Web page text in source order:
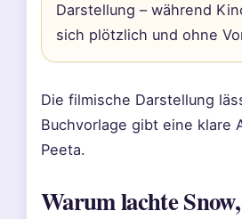
Darstellung – während
sich plötzlich und ohne
Die filmische Darstellung
Buchvorlage gibt eine klare
Peeta.
Warum lachte